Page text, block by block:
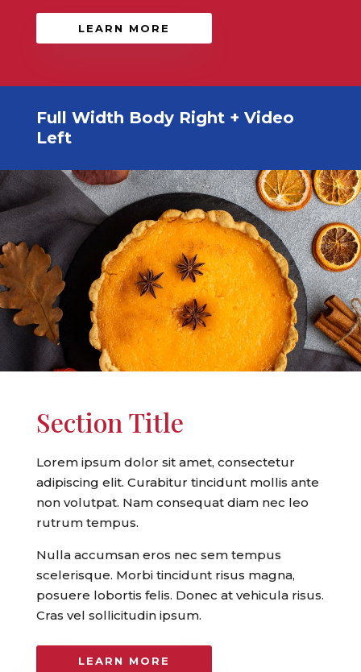
LEARN MORE
Full Width Body Right + Video
Left
Section Title
Lorem ipsum dolor sit amet, consectetur
adipiscing elit. Curabitur tincidunt mollis ante
non volutpat. Nam consequat diam nec leo
rutrum tempus.
Nulla accumsan eros nec sem tempus
scelerisque. Morbi tincidunt risus magna,
posuere lobortis felis. Donec at vehicula risus.
Cras vel sollicitudin ipsum.
LEARN MORE